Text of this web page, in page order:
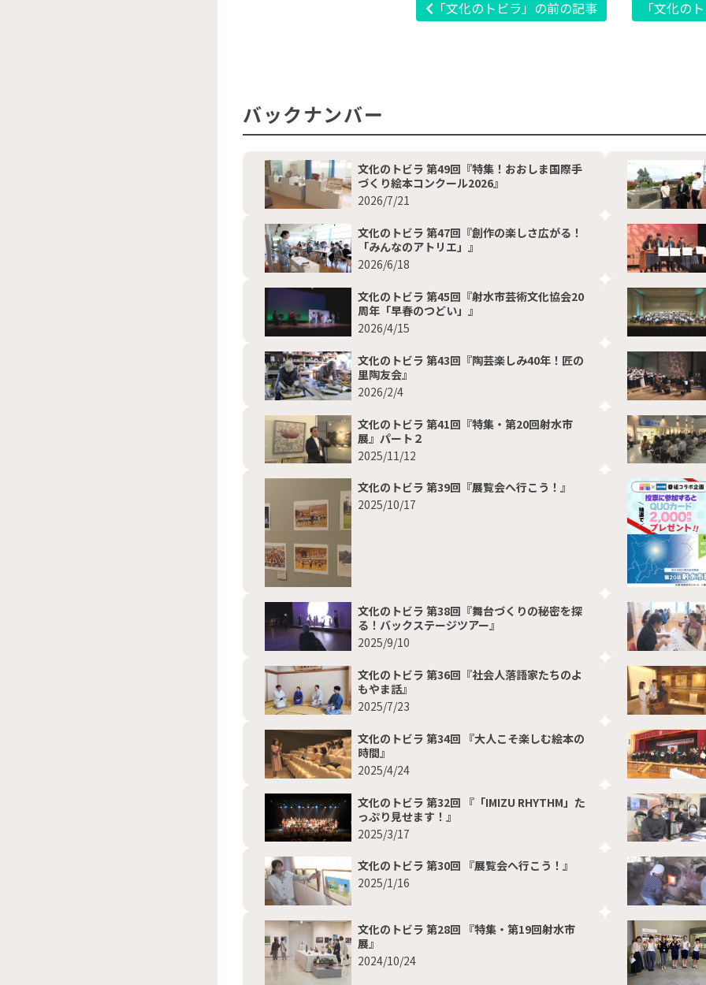
「文化のトビラ」の前の記事 「文化の
バックナンバー
文化のトビラ 第49回『特集！おおしま国際手
づくり絵本コンクール2026』
2026/7/21
文化のトビラ 第47回『創作の楽しさ広がる！
「みんなのアトリエ」』
2026/6/18
文化のトビラ 第45回『射水市芸術文化協会20
周年「早春のつどい」』
2026/4/15
文化のトビラ 第43回『陶芸楽しみ40年！匠の
里陶友会』
2026/2/4
文化のトビラ 第41回『特集・第20回射水市
展』パート２
2025/11/12
文化のトビラ 第39回『展覧会へ行こう！』
2025/10/17
文化のトビラ 第38回『舞台づくりの秘密を探
る！バックステージツアー』
2025/9/10
文化のトビラ 第36回『社会人落語家たちのよ
もやま話』
2025/7/23
文化のトビラ 第34回 『大人こそ楽しむ絵本の
時間』
2025/4/24
文化のトビラ 第32回 『「IMIZU RHYTHM」た
っぷり見せます！』
2025/3/17
文化のトビラ 第30回 『展覧会へ行こう！』
2025/1/16
文化のトビラ 第28回 『特集・第19回射水市
展』
2024/10/24